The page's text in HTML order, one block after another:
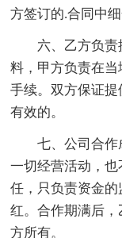
方签订的.合同中细
六、乙方负责
料，甲方负责在
手续。双方保证提
有效的。
七、公司合作
一切经营活动，
任，只负责资金
红。合作期满后
方所有。